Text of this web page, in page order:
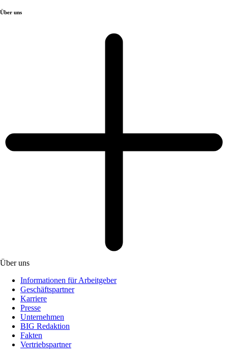
Über uns
Über uns
Informationen für Arbeitgeber
Geschäftspartner
Karriere
Presse
Unternehmen
BIG Redaktion
Fakten
Vertriebspartner